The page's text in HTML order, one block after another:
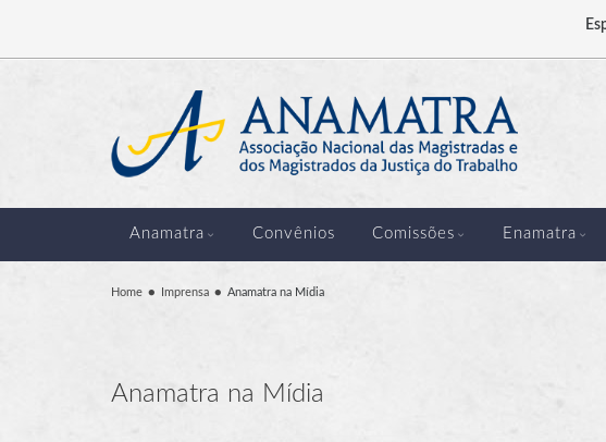
Anamatra Convênios Comissões Enamatra
Home Imprensa Anamatra na Mídia
Anamatra na Mídia